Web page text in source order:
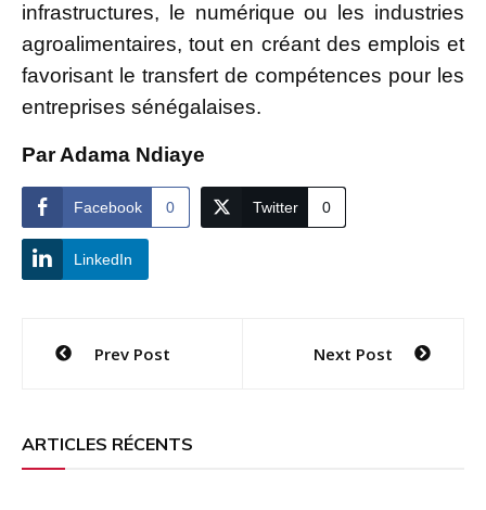
infrastructures, le numérique ou les industries
agroalimentaires, tout en créant des emplois et
favorisant le transfert de compétences pour les
entreprises sénégalaises.
Par Adama Ndiaye
Facebook 0 Twitter 0
LinkedIn
Navigation
l’article
Prev Post Next Post
ARTICLES RÉCENTS